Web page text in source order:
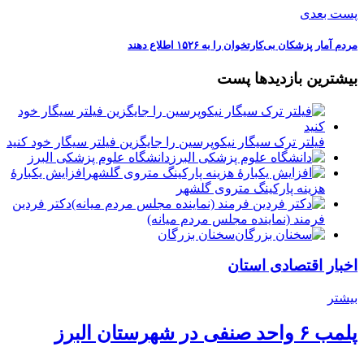
پست بعدی
مردم آمار پزشکان بی‌کارتخوان را به ۱۵۲۶ اطلاع دهند
بیشترین بازدیدها پست
فیلتر ترک سیگار نیکوپرسین را جایگزین فیلتر سیگار خود کنید
دانشگاه علوم پزشکی البرز
افزایش یکبارۀ
هزینه پارکینگ متروی گلشهر
دكتر فردين
فرمند (نماينده مجلس مردم میانه)
سخنان بزرگان
اخبار اقتصادی استان
بیشتر
پلمب ۶ واحد صنفی در شهرستان البرز